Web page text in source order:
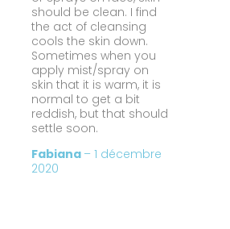
Fabiana – 1 décembre
2020
should be clean. I find
the act of cleansing
cools the skin down.
Sometimes when you
apply mist/spray on
skin that it is warm, it is
normal to get a bit
reddish, but that should
settle soon.